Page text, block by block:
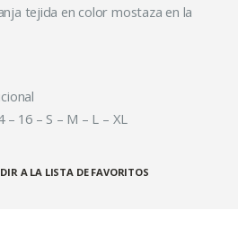
tejida en color mostaza en la
16 – S – M – L – XL
A LA LISTA DE FAVORITOS